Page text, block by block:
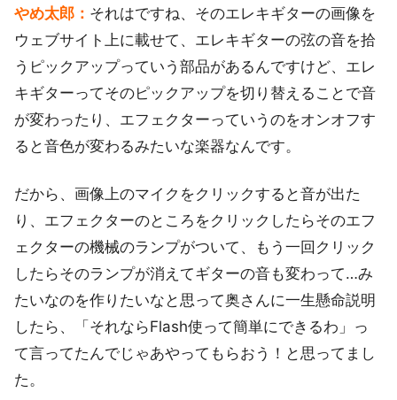
やめ太郎： それはですね、そのエレキギターの画像を
ウェブサイト上に載せて、エレキギターの弦の音を拾
うピックアップっていう部品があるんですけど、エレ
キギターってそのピックアップを切り替えることで音
が変わったり、エフェクターっていうのをオンオフす
ると音色が変わるみたいな楽器なんです。
だから、画像上のマイクをクリックすると音が出た
り、エフェクターのところをクリックしたらそのエフ
ェクターの機械のランプがついて、もう一回クリック
したらそのランプが消えてギターの音も変わって…み
たいなのを作りたいなと思って奥さんに一生懸命説明
したら、「それならFlash使って簡単にできるわ」っ
て言ってたんでじゃあやってもらおう！と思ってまし
た。